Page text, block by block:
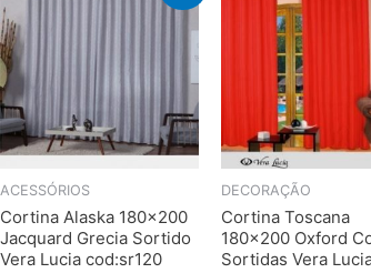
ACESSÓRIOS
Cortina Alaska 180×200
Jacquard Grecia Sortido
Vera Lucia cod:sr120
DECORAÇÃO
Cortina Toscana
180×200 Oxford
Sortidas Vera